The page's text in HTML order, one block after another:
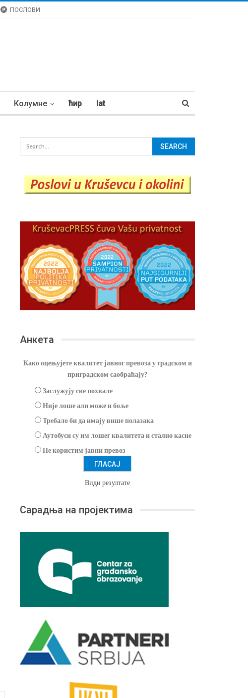
ПОСЛОВИ
Колумне ћир lat
Анкета
Како оцењујете квалитет јавног превоза у градском и
приградском саобраћају?
Заслужују све похвале
Није лоше али може и боље
Требало би да имају више полазака
Аутобуси су им лошег квалитета и стално касне
Не користим јавни превоз
Види резултате
Сарадња на пројектима